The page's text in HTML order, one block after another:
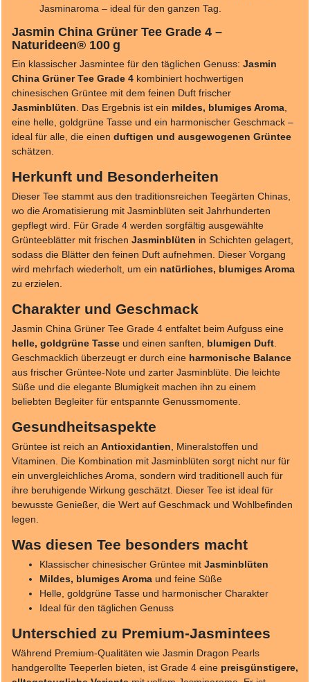
Jasminaroma – ideal für den ganzen Tag.
Jasmin China Grüner Tee Grade 4 –
Naturideen® 100 g
Ein klassischer Jasmintee für den täglichen Genuss: Jasmin
China Grüner Tee Grade 4 kombiniert hochwertigen
chinesischen Grüntee mit dem feinen Duft frischer
Jasminblüten . Das Ergebnis ist ein mildes, blumiges Aroma
eine helle, goldgrüne Tasse und ein harmonischer Geschmack –
ideal für alle, die einen duftigen und ausgewogenen Grüntee
schätzen.
Herkunft und Besonderheiten
Dieser Tee stammt aus den traditionsreichen Teegärten Chinas,
wo die Aromatisierung mit Jasminblüten seit Jahrhunderten
gepflegt wird. Für Grade 4 werden sorgfältig ausgewählte
Grünteeblätter mit frischen Jasminblüten in Schichten gelagert,
sodass die Blätter den feinen Duft aufnehmen. Dieser Vorgang
wird mehrfach wiederholt, um ein natürliches, blumiges Aroma
zu erzielen.
Charakter und Geschmack
Jasmin China Grüner Tee Grade 4 entfaltet beim Aufguss eine
helle, goldgrüne Tasse und einen sanften, blumigen Duft
Geschmacklich überzeugt er durch eine harmonische Balance
aus frischer Grüntee-Note und zarter Jasminblüte. Die leichte
Süße und die elegante Blumigkeit machen ihn zu einem
beliebten Begleiter für entspannte Genussmomente.
Gesundheitsaspekte
Grüntee ist reich an Antioxidantien , Mineralstoffen und
Vitaminen. Die Kombination mit Jasminblüten sorgt nicht nur für
ein unvergleichliches Aroma, sondern wird traditionell auch für
ihre beruhigende Wirkung geschätzt. Dieser Tee ist ideal für
bewusste Genießer, die Wert auf Geschmack und Wohlbefinden
legen.
Was diesen Tee besonders macht
Klassischer chinesischer Grüntee mit Jasminblüten
Mildes, blumiges Aroma und feine Süße
Helle, goldgrüne Tasse und harmonischer Charakter
Ideal für den täglichen Genuss
Unterschied zu Premium-Jasmintees
Während Premium-Qualitäten wie Jasmin Dragon Pearls
handgerollte Teeperlen bieten, ist Grade 4 eine preisgünstigere,